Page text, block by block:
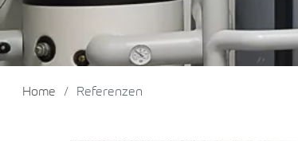
Home Referenzen